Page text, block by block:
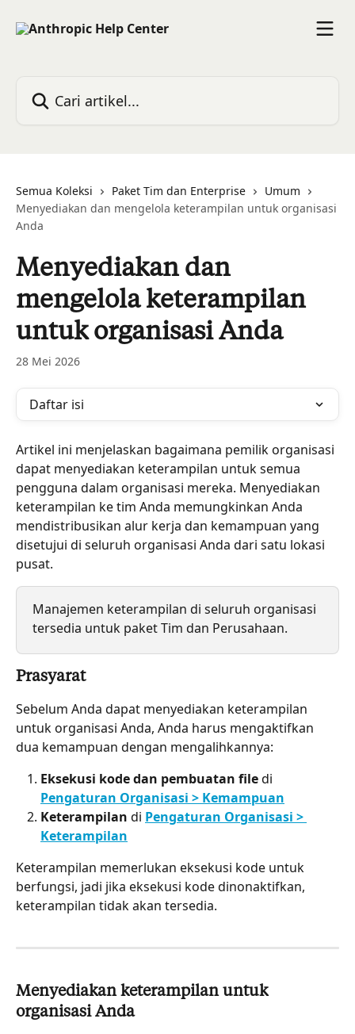
Semua Koleksi Paket Tim dan Enterprise
Umum
Menyediakan dan mengelola keterampilan untuk organisasi
Anda
Menyediakan dan
mengelola keterampilan
untuk organisasi Anda
28 Mei 2026
Daftar isi
Artikel ini menjelaskan bagaimana pemilik organisasi
dapat menyediakan keterampilan untuk semua
pengguna dalam organisasi mereka. Menyediakan
keterampilan ke tim Anda memungkinkan Anda
mendistribusikan alur kerja dan kemampuan yang
disetujui di seluruh organisasi Anda dari satu lokasi
pusat.
Manajemen keterampilan di seluruh organisasi
tersedia untuk paket Tim dan Perusahaan.
Prasyarat
Sebelum Anda dapat menyediakan keterampilan
untuk organisasi Anda, Anda harus mengaktifkan
dua kemampuan dengan mengalihkannya:
Eksekusi kode dan pembuatan file di
Pengaturan Organisasi > Kemampuan
Keterampilan di Pengaturan Organisasi >
Keterampilan
Keterampilan memerlukan eksekusi kode untuk
berfungsi, jadi jika eksekusi kode dinonaktifkan,
keterampilan tidak akan tersedia.
Menyediakan keterampilan untuk
organisasi Anda